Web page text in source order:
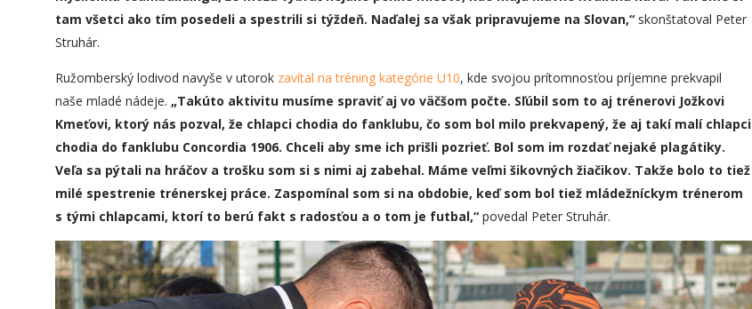
tam všetci ako tím posedeli a spestrili si týždeň. Naďalej sa však pripravujeme na Slovan,“ skonštatoval Peter
Struhár.
Ružomberský lodivod navyše v utorok zavítal na tréning kategórie U10, kde svojou prítomnosťou príjemne prekvapil
naše mladé nádeje. „Takúto aktivitu musíme spraviť aj vo väčšom počte. Sľúbil som to aj trénerovi Jožkovi
Kmeťovi, ktorý nás pozval, že chlapci chodia do fanklubu, čo som bol milo prekvapený, že aj takí malí chlapci
chodia do fanklubu Concordia 1906. Chceli aby sme ich prišli pozrieť. Bol som im rozdať nejaké plagátiky.
Veľa sa pýtali na hráčov a trošku som si s nimi aj zabehal. Máme veľmi šikovných žiačikov. Takže bolo to tiež
milé spestrenie trénerskej práce. Zaspomínal som si na obdobie, keď som bol tiež mládežníckym trénerom
s tými chlapcami, ktorí to berú fakt s radosťou a o tom je futbal,“ povedal Peter Struhár.